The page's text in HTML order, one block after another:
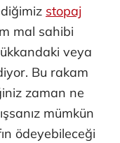
stopaj
mal sahibi
veya
Bu rakam
zaman ne
mümkün
ödeyebileceği